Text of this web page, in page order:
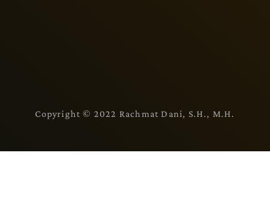
Copyright © 2022 Rachmat Dani, S.H., M.H.